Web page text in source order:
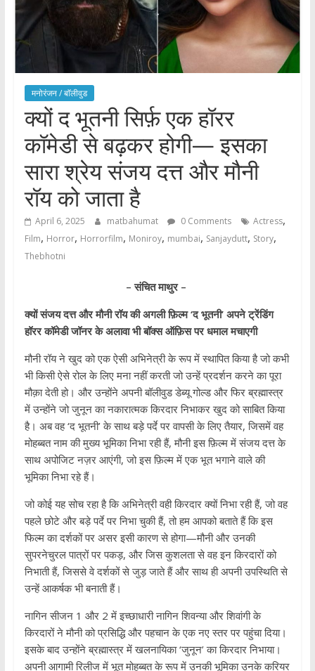
मनोरंजन / बाॅलीवुड
क्यों द भूतनी सिर्फ़ एक हॉरर
कॉमेडी से बढ़कर होगी— इसका
सारा श्रेय संजय दत्त और मौनी
रॉय को जाता है
April 6, 2025 matbahumat 0 Comments Actress,
Film, Horror, Horrorfilm, Moniroy, mumbai, Sanjaydutt, Story,
Thebhotni
– संचित माथुर –
क्यों संजय दत्त और मौनी रॉय की अगली फ़िल्म ‘द भूतनी’ अपने ट्रेंडिंग
हॉरर कॉमेडी जॉनर के अलावा भी बॉक्स ऑफ़िस पर धमाल मचाएगी
मौनी रॉय ने खुद को एक ऐसी अभिनेत्री के रूप में स्थापित किया है जो कभी
भी किसी ऐसे रोल के लिए मना नहीं करती जो उन्हें प्रदर्शन करने का पूरा
मौक़ा देती हो। और उन्होंने अपनी बॉलीवुड डेब्यू गोल्ड और फिर ब्रह्मास्त्र
में उन्होंने जो जुनून का नकारात्मक किरदार निभाकर खुद को साबित किया
है। अब वह ‘द भूतनी’ के साथ बड़े पर्दे पर वापसी के लिए तैयार, जिसमें वह
मोहब्बत नाम की मुख्य भूमिका निभा रही हैं, मौनी इस फ़िल्म में संजय दत्त के
साथ अपोजिट नज़र आएंगी, जो इस फ़िल्म में एक भूत भगाने वाले की
भूमिका निभा रहे हैं।
जो कोई यह सोच रहा है कि अभिनेत्री वही किरदार क्यों निभा रही हैं, जो वह
पहले छोटे और बड़े पर्दे पर निभा चुकी हैं, तो हम आपको बताते हैं कि इस
फिल्म का दर्शकों पर असर इसी कारण से होगा—मौनी और उनकी
सुपरनेचुरल पात्रों पर पकड़, और जिस कुशलता से वह इन किरदारों को
निभाती हैं, जिससे वे दर्शकों से जुड़ जाते हैं और साथ ही अपनी उपस्थिति से
उन्हें आकर्षक भी बनाती हैं।
नागिन सीजन 1 और 2 में इच्छाधारी नागिन शिवन्या और शिवांगी के
किरदारों ने मौनी को प्रसिद्धि और पहचान के एक नए स्तर पर पहुंचा दिया।
इसके बाद उन्होंने ब्रह्मास्त्र में खलनायिका ‘जुनून’ का किरदार निभाया।
अपनी आगामी रिलीज में भूत मोहब्बत के रूप में उनकी भूमिका उनके करियर